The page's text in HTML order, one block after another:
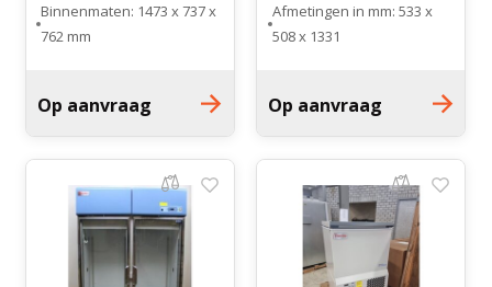
Binnenmaten: 1473 x 737 x
762 mm
Glazen deuren
Op aanvraag
Afmetingen in mm: 533 x
508 x 1331
Op aanvraag